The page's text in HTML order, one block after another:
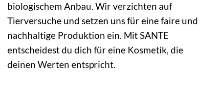
biologischem Anbau. Wir verzichten auf
Tierversuche und setzen uns für eine faire und
nachhaltige Produktion ein. Mit SANTE
entscheidest du dich für eine Kosmetik, die
deinen Werten entspricht.